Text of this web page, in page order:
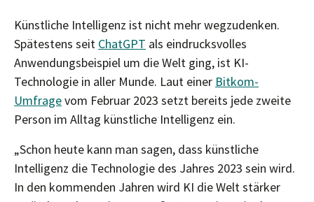
Künstliche Intelligenz ist nicht mehr wegzudenken.
Spätestens seit ChatGPT als eindrucksvolles
Anwendungsbeispiel um die Welt ging, ist KI-
Technologie in aller Munde. Laut einer Bitkom-
Umfragevom Februar 2023 setzt bereits jede zweite
Person im Alltag künstliche Intelligenz ein.
„Schon heute kann man sagen, dass künstliche
Intelligenz die Technologie des Jahres 2023 sein wird.
In den kommenden Jahren wird KI die Welt stärker